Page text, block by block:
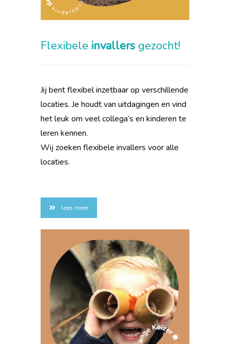
Flexibele invallers gezocht!
Jij bent flexibel inzetbaar op verschillende
locaties. Je houdt van uitdagingen en vind
het leuk om veel collega’s en kinderen te
leren kennen.
Wij zoeken flexibele invallers voor alle
locaties.
lees meer